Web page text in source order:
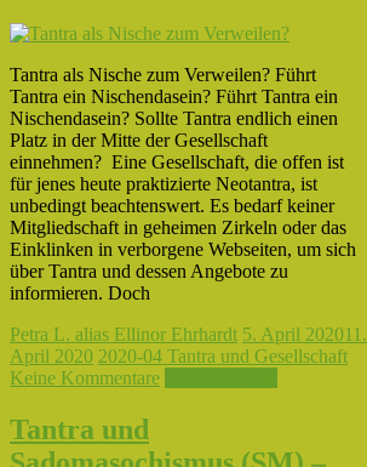
Tantra als Nische zum Verweilen? Führt
Tantra ein Nischendasein? Führt Tantra ein
Nischendasein? Sollte Tantra endlich einen
Platz in der Mitte der Gesellschaft
einnehmen? Eine Gesellschaft, die offen ist
für jenes heute praktizierte Neotantra, ist
unbedingt beachtenswert. Es bedarf keiner
Mitgliedschaft in geheimen Zirkeln oder das
Einklinken in verborgene Webseiten, um sich
über Tantra und dessen Angebote zu
informieren. Doch
Petra L. alias Ellinor Ehrhardt 5. April 202011.
April 2020 2020-04 Tantra und Gesellschaft
Keine Kommentare
Tantra und